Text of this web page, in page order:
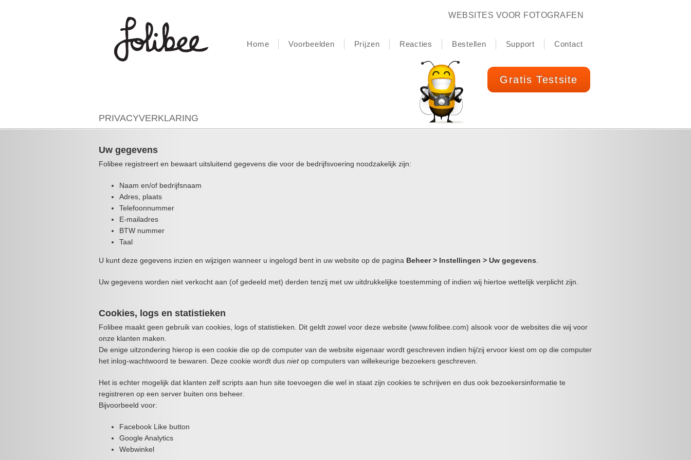
WEBSITES VOOR FOTOGRAFEN
Contact
Support
Bestellen
Reacties
Prijzen
Voorbeelden
Home
Gratis Testsite
PRIVACYVERKLARING
Uw gegevens
Folibee registreert en bewaart uitsluitend gegevens die voor de bedrijfsvoering noodzakelijk zijn:
Naam en/of bedrijfsnaam
Adres, plaats
Telefoonnummer
E-mailadres
BTW nummer
Taal
U kunt deze gegevens inzien en wijzigen wanneer u ingelogd bent in uw website op de pagina Beheer > Instellingen > Uw gegevens
Uw gegevens worden niet verkocht aan (of gedeeld met) derden tenzij met uw uitdrukkelijke toestemming of indien wij hiertoe wettelijk verplicht zijn.
Cookies, logs en statistieken
Folibee maakt geen gebruik van cookies, logs of statistieken. Dit geldt zowel voor deze website (www.folibee.com) alsook voor de websites die wij voor
onze klanten maken.
De enige uitzondering hierop is een cookie die op de computer van de website eigenaar wordt geschreven indien hij/zij ervoor kiest om op die computer
het inlog-wachtwoord te bewaren. Deze cookie wordt dus nietop computers van willekeurige bezoekers geschreven.
Het is echter mogelijk dat klanten zelf scripts aan hun site toevoegen die wel in staat zijn cookies te schrijven en dus ook bezoekersinformatie te
registreren op een server buiten ons beheer.
Bijvoorbeeld voor:
Facebook Like button
Google Analytics
Webwinkel